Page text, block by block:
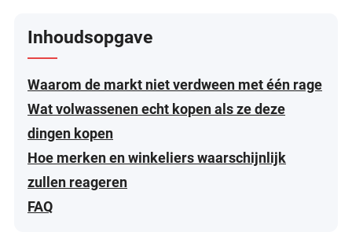
Inhoudsopgave
Waarom de markt niet verdween met één rage
Wat volwassenen echt kopen als ze deze
dingen kopen
Hoe merken en winkeliers waarschijnlijk
zullen reageren
FAQ